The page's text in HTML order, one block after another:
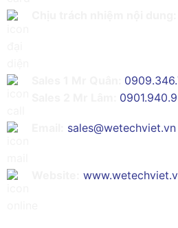
sales@wetechviet.vn